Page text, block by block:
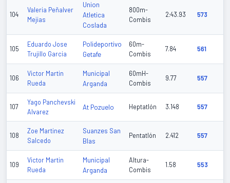
104
Valeria Peñalver
Mejias
Union
Atletica
Coslada
800m-
Combis
2:43.93 573
105
Eduardo Jose
Trujillo Garcia
Polideportivo
Getafe
60m-
Combis
7.84 561
106
Victor Martin
Rueda
Municipal
Arganda
60mH-
Combis
9.77 557
107
Yago Panchevski
Alvarez
At Pozuelo Heptatlón 3.148 557
108
Zoe Martinez
Salcedo
Suanzes San
Blas
Pentatlón 2.412 557
109
Victor Martin
Rueda
Municipal
Arganda
Altura-
Combis
1.58 553